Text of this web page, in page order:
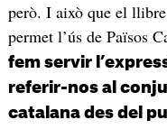
però. I això que el
permet l’ús de Països
fem servir
referir-nos al
catalana des del